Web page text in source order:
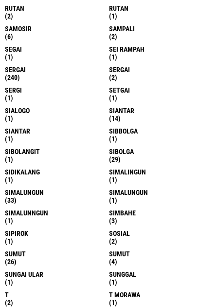
RUTAN
(2)
RUTAN
(1)
SAMOSIR
(6)
SAMPALI
(2)
SEGAI
(1)
SEI RAMPAH
(1)
SERGAI
(240)
SERGAI
(2)
SERGI
(1)
SETGAI
(1)
SIALOGO
(1)
SIANTAR
(14)
SIANTAR
(1)
SIBBOLGA
(1)
SIBOLANGIT
(1)
SIBOLGA
(29)
SIDIKALANG
(1)
SIMALINGUN
(1)
SIMALUNGUN
(33)
SIMALUNGUN
(1)
SIMALUNNGUN
(1)
SIMBAHE
(3)
SIPIROK
(1)
SOSIAL
(2)
SUMUT
(26)
SUMUT
(4)
SUNGAI ULAR
(1)
SUNGGAL
(1)
T
(2)
T MORAWA
(1)